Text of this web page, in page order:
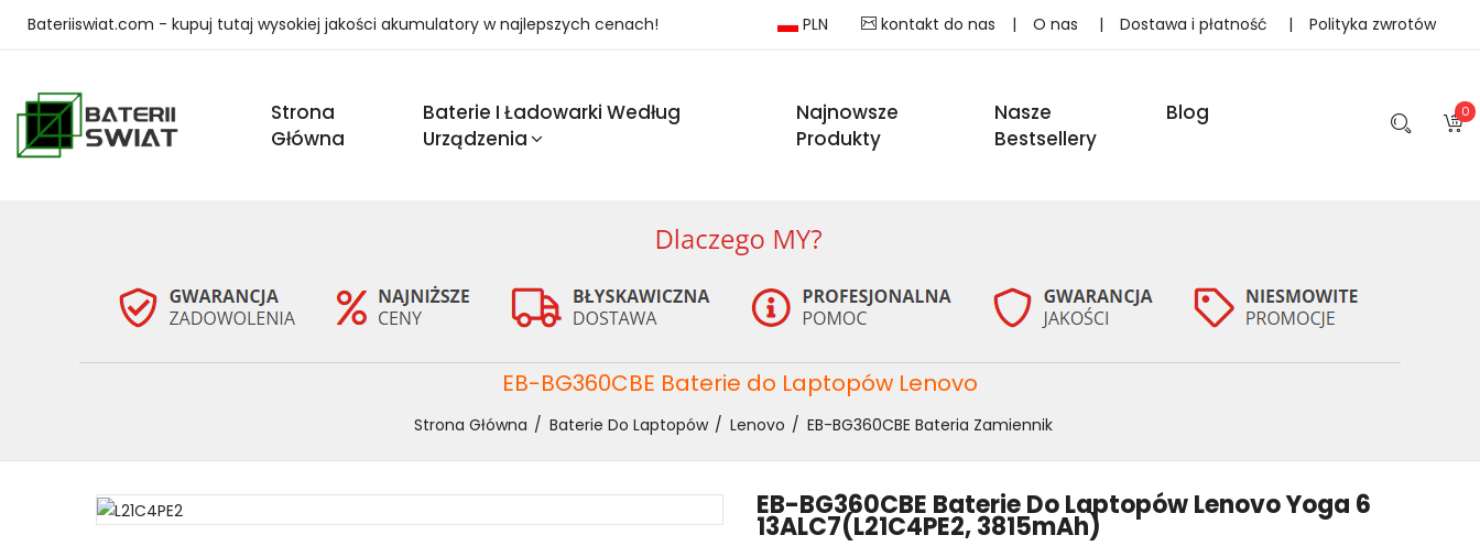
Bateriiswiat.com - kupuj tutaj wysokiej jakości akumulatory w najlepszych cenach! PLN kontakt do nas | O nas | Dostawa i płatność | Polityka zwrotów
Strona
Główna
Baterie I Ładowarki Według
Urządzenia
Najnowsze
Produkty
Nasze
Bestsellery
Blog 0
EB-BG360CBE Baterie do Laptopów Lenovo
Strona Główna Baterie Do Laptopów Lenovo EB-BG360CBE Bateria Zamiennik
EB-BG360CBE Baterie Do Laptopów Lenovo Yoga 6
13ALC7(L21C4PE2, 3815mAh)